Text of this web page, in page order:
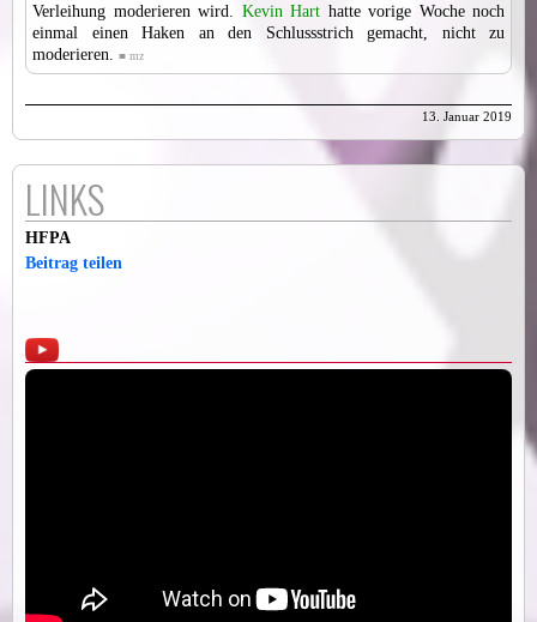
Verleihung moderieren wird. Kevin Hart hatte vorige Woche noch
einmal einen Haken an den Schlussstrich gemacht, nicht zu
moderieren.
■ mz
13. Januar 2019
LINKS
HFPA
Beitrag teilen